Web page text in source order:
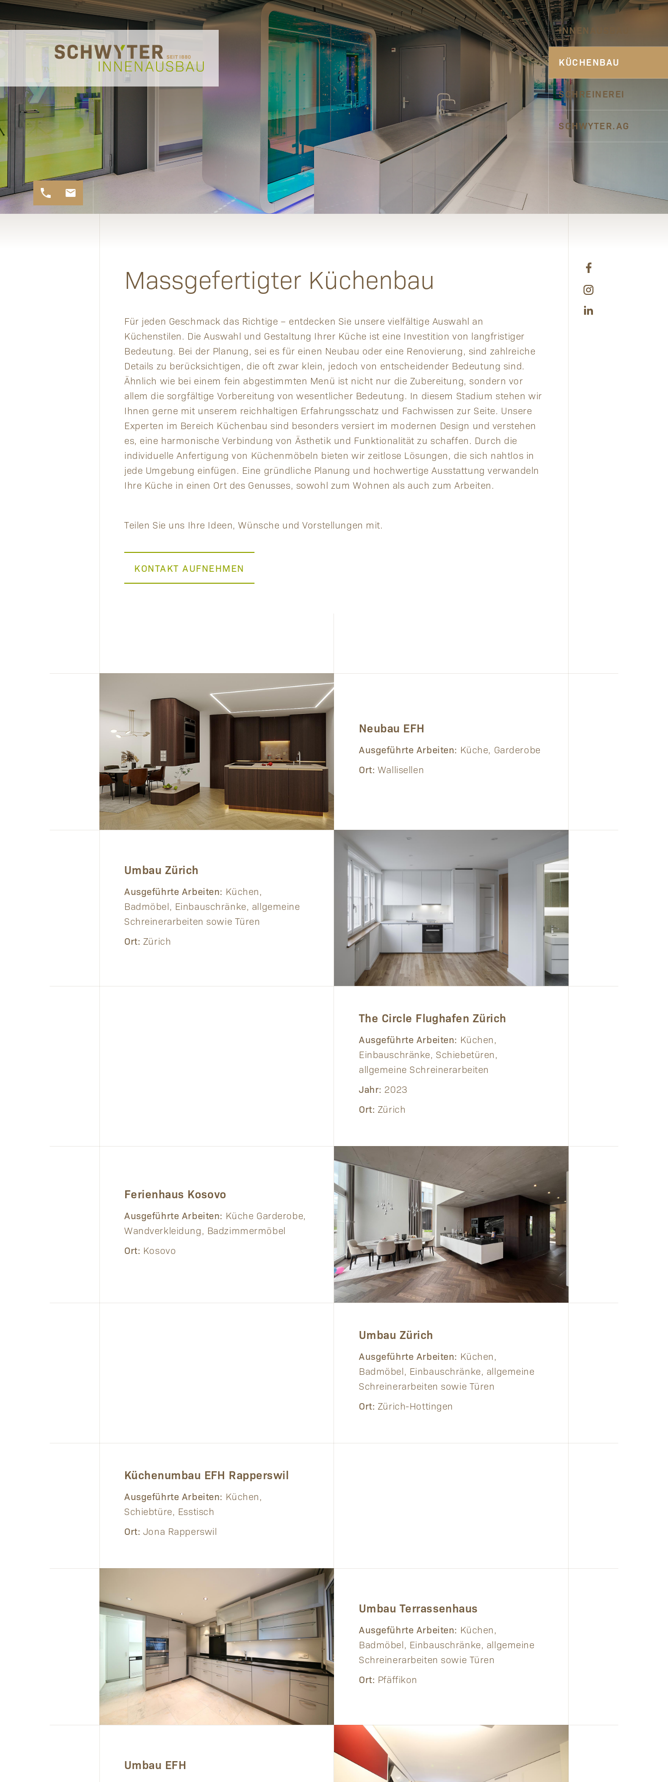
INNENAUSBAU
KÜCHENBAU
SCHREINEREI
SCHWYTER.AG
Massgefertigter Küchenbau
Für jeden Geschmack das Richtige – entdecken Sie unsere vielfältige Auswahl an
Küchenstilen. Die Auswahl und Gestaltung Ihrer Küche ist eine Investition von langfristiger
Bedeutung. Bei der Planung, sei es für einen Neubau oder eine Renovierung, sind zahlreiche
Details zu berücksichtigen, die oft zwar klein, jedoch von entscheidender Bedeutung sind.
Ähnlich wie bei einem fein abgestimmten Menü ist nicht nur die Zubereitung, sondern vor
allem die sorgfältige Vorbereitung von wesentlicher Bedeutung. In diesem Stadium stehen wir
Ihnen gerne mit unserem reichhaltigen Erfahrungsschatz und Fachwissen zur Seite. Unsere
Experten im Bereich Küchenbau sind besonders versiert im modernen Design und verstehen
es, eine harmonische Verbindung von Ästhetik und Funktionalität zu schaffen. Durch die
individuelle Anfertigung von Küchenmöbeln bieten wir zeitlose Lösungen, die sich nahtlos in
jede Umgebung einfügen. Eine gründliche Planung und hochwertige Ausstattung verwandeln
Ihre Küche in einen Ort des Genusses, sowohl zum Wohnen als auch zum Arbeiten.
Teilen Sie uns Ihre Ideen, Wünsche und Vorstellungen mit.
KONTAKT AUFNEHMEN
Neubau EFH
Ausgeführte Arbeiten: Küche, Garderobe
Ort: Wallisellen
Umbau Zürich
Ausgeführte Arbeiten: Küchen,
Badmöbel, Einbauschränke, allgemeine
Schreinerarbeiten sowie Türen
Ort: Zürich
The Circle Flughafen Zürich
Ausgeführte Arbeiten: Küchen,
Einbauschränke, Schiebetüren,
allgemeine Schreinerarbeiten
Jahr: 2023
Ort: Zürich
Ferienhaus Kosovo
Ausgeführte Arbeiten: Küche Garderobe,
Wandverkleidung, Badzimmermöbel
Ort: Kosovo
Umbau Zürich
Ausgeführte Arbeiten: Küchen,
Badmöbel, Einbauschränke, allgemeine
Schreinerarbeiten sowie Türen
Ort: Zürich-Hottingen
Küchenumbau EFH Rapperswil
Ausgeführte Arbeiten: Küchen,
Schiebtüre, Esstisch
Ort: Jona Rapperswil
Umbau Terrassenhaus
Ausgeführte Arbeiten: Küchen,
Badmöbel, Einbauschränke, allgemeine
Schreinerarbeiten sowie Türen
Ort: Pfäffikon
Umbau EFH